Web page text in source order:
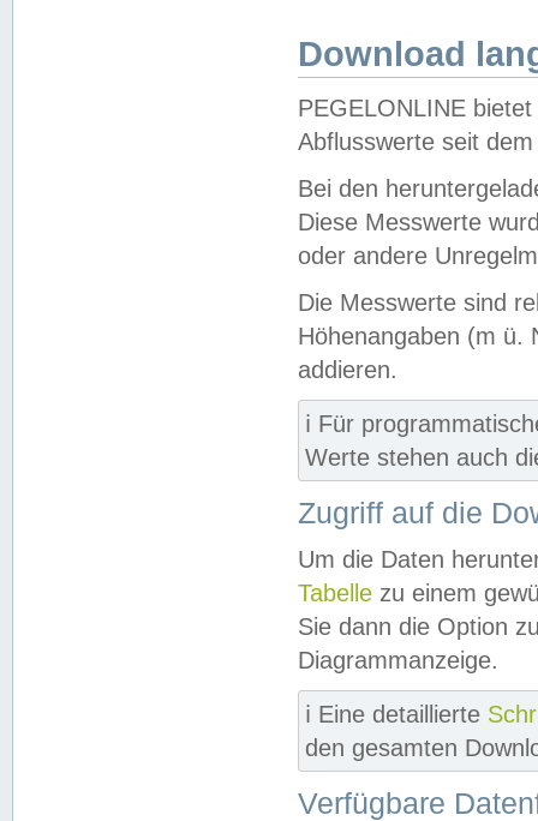
Download
PEGELONLINE
Abflusswerte seit
Bei den
Diese Messwerte
oder andere
Die Messwerte sind
Höhenangaben (m ü.
addieren.
ℹ️ Für
Werte stehen auch
Zugriff auf die
Um die Daten
Tabelle zu einem
Sie dann die Option
Diagrammanzeige.
ℹ️ Eine detaillierte
den gesamten
Verfügbare